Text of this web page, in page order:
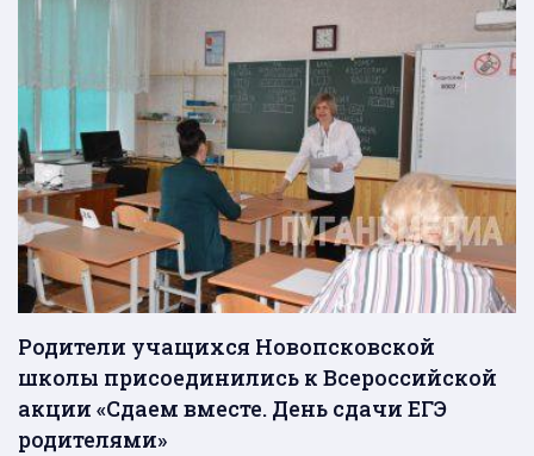
Родители учащихся Новопсковской
школы присоединились к Всероссийской
акции «Сдаем вместе. День сдачи ЕГЭ
родителями»